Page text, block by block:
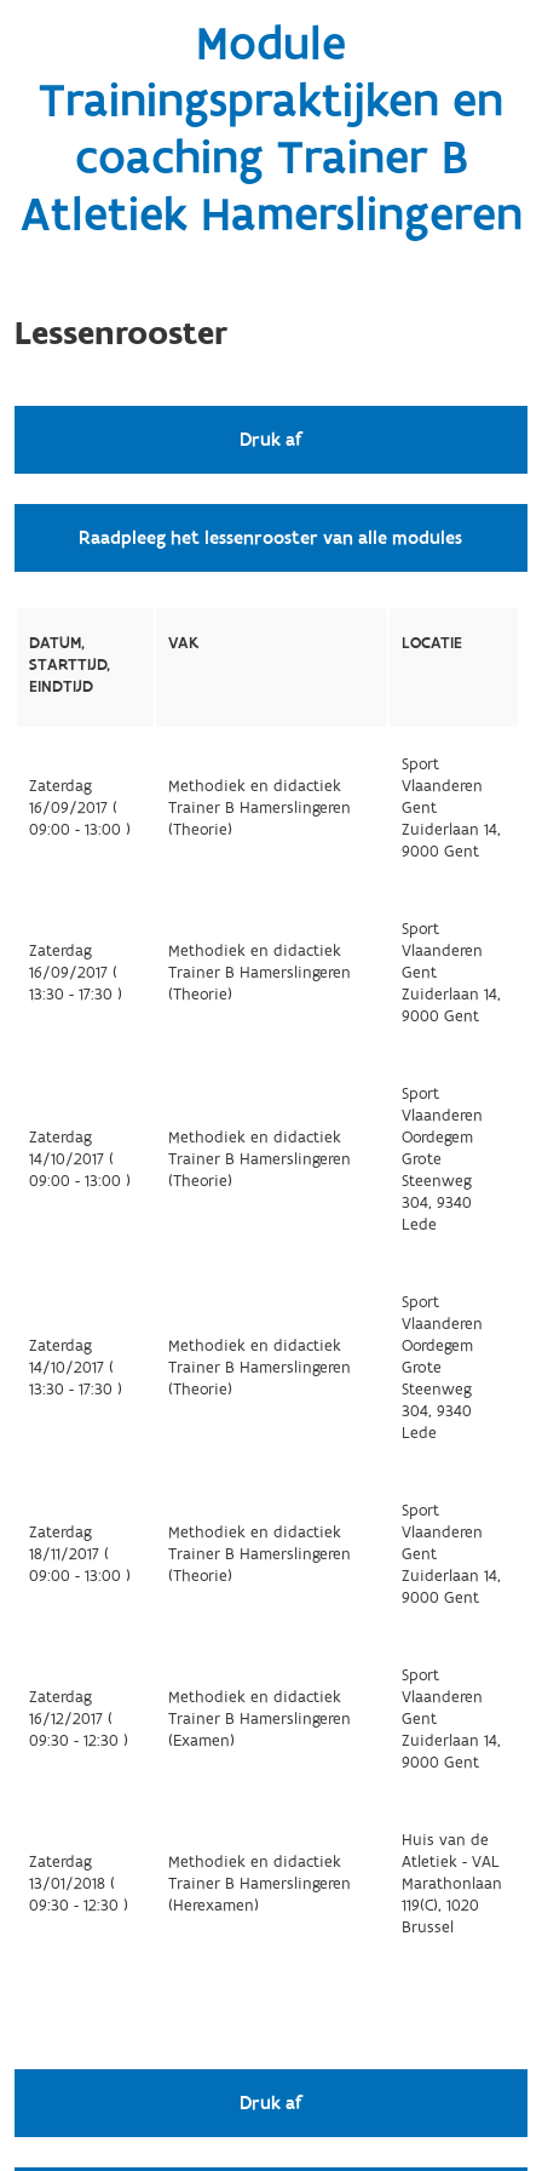
Module
Trainingspraktijken en
coaching Trainer B
Atletiek Hamerslingeren
Lessenrooster
Druk af
Raadpleeg het lessenrooster van alle modules
DATUM,
STARTTIJD,
EINDTIJD
VAK LOCATIE
Zaterdag
16/09/2017 (
09:00 - 13:00 )
Methodiek en didactiek
Trainer B Hamerslingeren
(Theorie)
Sport
Vlaanderen
Gent
Zuiderlaan 14,
9000 Gent
Zaterdag
16/09/2017 (
13:30 - 17:30 )
Methodiek en didactiek
Trainer B Hamerslingeren
(Theorie)
Sport
Vlaanderen
Gent
Zuiderlaan 14,
9000 Gent
Zaterdag
14/10/2017 (
09:00 - 13:00 )
Methodiek en didactiek
Trainer B Hamerslingeren
(Theorie)
Sport
Vlaanderen
Oordegem
Grote
Steenweg
304, 9340
Lede
Zaterdag
14/10/2017 (
13:30 - 17:30 )
Methodiek en didactiek
Trainer B Hamerslingeren
(Theorie)
Sport
Vlaanderen
Oordegem
Grote
Steenweg
304, 9340
Lede
Zaterdag
18/11/2017 (
09:00 - 13:00 )
Methodiek en didactiek
Trainer B Hamerslingeren
(Theorie)
Sport
Vlaanderen
Gent
Zuiderlaan 14,
9000 Gent
Zaterdag
16/12/2017 (
09:30 - 12:30 )
Methodiek en didactiek
Trainer B Hamerslingeren
(Examen)
Sport
Vlaanderen
Gent
Zuiderlaan 14,
9000 Gent
Zaterdag
13/01/2018 (
09:30 - 12:30 )
Methodiek en didactiek
Trainer B Hamerslingeren
(Herexamen)
Huis van de
Atletiek - VAL
Marathonlaan
119(C), 1020
Brussel
Druk af